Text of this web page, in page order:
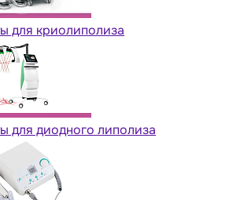
для криолиполиза
для диодного липолиза